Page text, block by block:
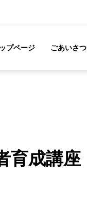
プページ ごあいさつ
育成講座